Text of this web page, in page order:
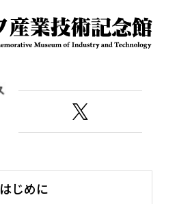
はじめに